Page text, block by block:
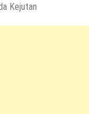
Kejutan